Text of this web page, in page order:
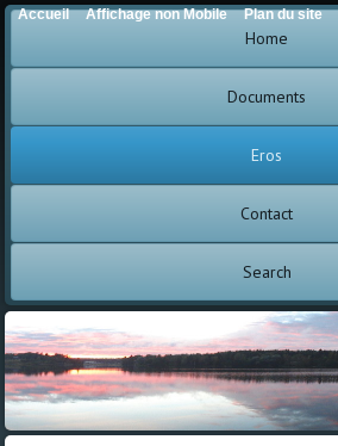
Home
Documents
Eros
Contact
Search
Accueil Affichage non Mobile Plan du site